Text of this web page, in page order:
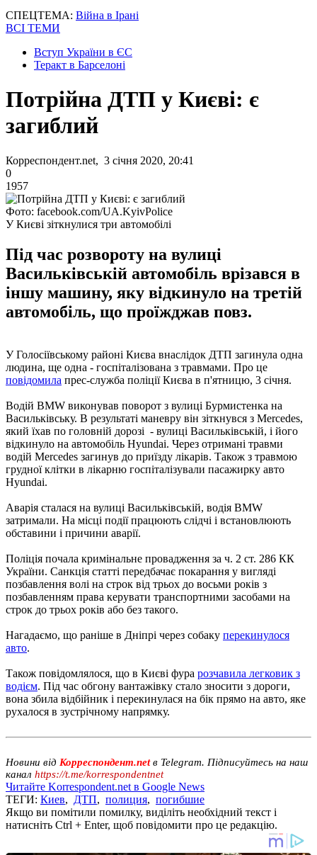
СПЕЦТЕМА: Війна в Ірані
ВСІ ТЕМИ
Вступ України в ЄС
Теракт в Барселоні
Потрійна ДТП у Києві: є
загиблий
Корреспондент.net, 3 січня 2020, 20:41
0
1957
Фото: facebook.com/UA.KyivPolice
У Києві зіткнулися три автомобілі
Під час розвороту на вулиці
Васильківській автомобіль врізався в
іншу машину, яку відкинуло на третій
автомобіль, що проїжджав повз.
У Голосіївському районі Києва внаслідок ДТП загинула одна
людина, ще одна - госпіталізована з травмами. Про це
повідомила прес-служба поліції Києва в п'ятницю, 3 січня.
Водій BMW виконував поворот з вулиці Бурмистенка на
Васильківську. В результаті маневру він зіткнувся з Mercedes,
який їхав по головній дорозі - вулиці Васильківській, і його
відкинуло на автомобіль Hyundai. Через отримані травми
водій Mercedes загинув до приїзду лікарів. Також з травмою
грудної клітки в лікарню госпіталізували пасажирку авто
Hyundai.
Аварія сталася на вулиці Васильківській, водія BMW
затримали. На місці події працюють слідчі і встановлюють
обставини і причини аварії.
Поліція почала кримінальне провадження за ч. 2 ст. 286 КК
України. Санкція статті передбачає покарання у вигляді
позбавлення волі на строк від трьох до восьми років з
позбавленням права керувати транспортними засобами на
строк до трьох років або без такого.
Нагадаємо, що раніше в Дніпрі через собаку перекинулося
авто.
Також повідомлялося, що в Києві фура розчавила легковик з
водієм. Під час обгону вантажівку стало зносити з дороги,
вона збила відбійник і перекинулася на бік прямо на авто, яке
рухалося в зустрічному напрямку.
Новини від Корреспондент.netв Telegram. Підписуйтесь на наш
канал https://t.me/korrespondentnet
Читайте Korrespondent.net в Google News
ТЕГИ: Киев, ДТП, полиция, погибшие
Якщо ви помітили помилку, виділіть необхідний текст і
натисніть Ctrl + Enter, щоб повідомити про це редакцію.